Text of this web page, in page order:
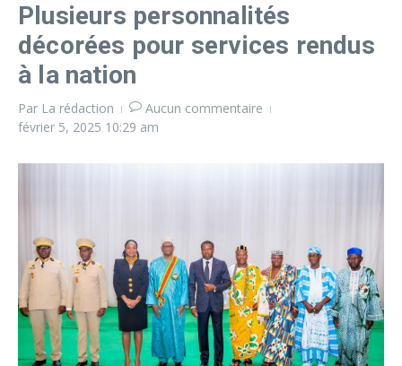
Plusieurs personnalités
décorées pour services rendus
à la nation
Par La rédaction
Aucun commentaire
février 5, 2025 10:29 am